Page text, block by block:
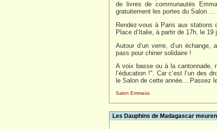
de livres de communautés
gratuitement les portes du Salon….
Rendez-vous à Paris aux stations
Place d’Italie, à partir de 17h, le 19
Autour d’un verre, d’un échange,
pass pour chiner solidaire !
A voix basse ou à la cantonnade,
l’éducation !". Car c’est l’un des
le Salon de cette année....Passez
Salon Emmaüs
Les Dauphins de Madagascar